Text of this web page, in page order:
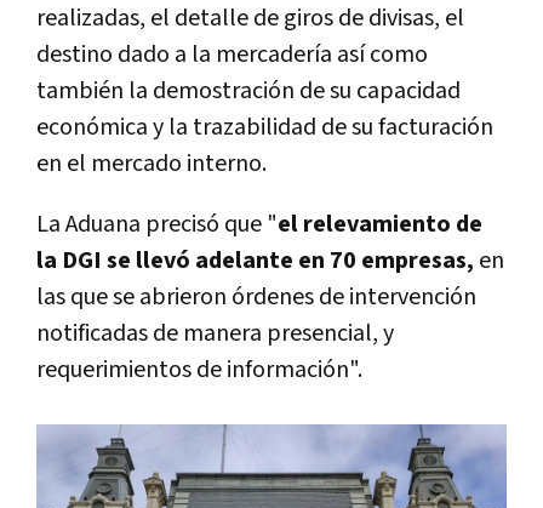
realizadas, el detalle de giros de divisas, el
destino dado a la mercadería así como
también la demostración de su capacidad
económica y la trazabilidad de su facturación
en el mercado interno.
La Aduana precisó que "el relevamiento de
la DGI se llevó adelante en 70 empresas, en
las que se abrieron órdenes de intervención
notificadas de manera presencial, y
requerimientos de información".